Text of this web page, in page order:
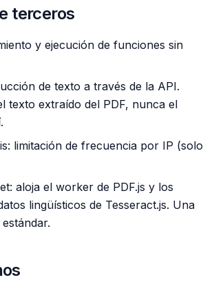
terceros
y ejecución de funciones sin
de texto a través de la API.
texto extraído del PDF, nunca el
limitación de frecuencia por IP (solo
aloja el worker de PDF.js y los
lingüísticos de Tesseract.js. Una